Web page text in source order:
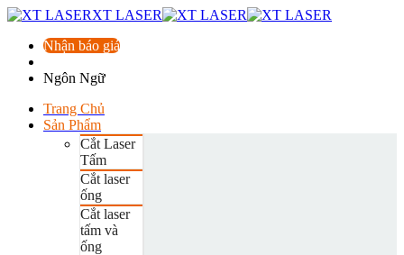
XT LASER
Nhận báo giá
Ngôn Ngữ
Trang Chủ
Sản Phẩm
Cắt Laser
Tấm
Cắt laser
ống
Cắt laser
tấm và
ống